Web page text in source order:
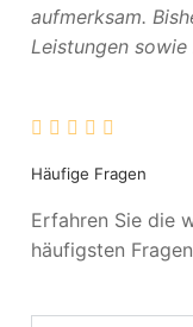
aufmerksam.
Leistungen
Häufige Fragen
Erfahren Sie die
häufigsten